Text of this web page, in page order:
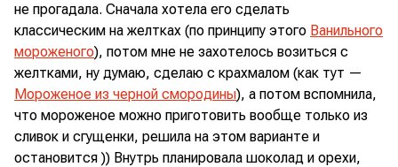
не прогадала. Сначала хотела его сделать
классическим на желтках (по принципу этого Ванильного
мороженого), потом мне не захотелось возиться с
желтками, ну думаю, сделаю с крахмалом (как тут —
Мороженое из черной смородины), а потом вспомнила,
что мороженое можно приготовить вообще только из
сливок и сгущенки, решила на этом варианте и
остановится )) Внутрь планировала шоколад и орехи,